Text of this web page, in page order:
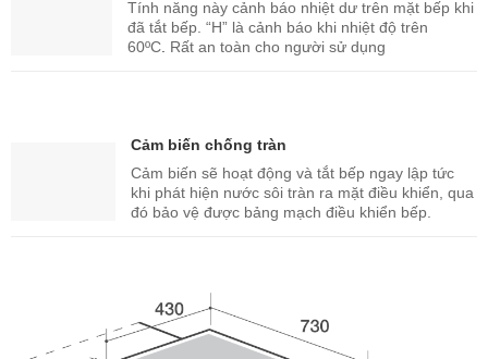
Tính năng này cảnh báo nhiệt dư trên mặt bếp khi
đã tắt bếp. “H” là cảnh báo khi nhiệt độ trên
60ºC. Rất an toàn cho người sử dụng
Cảm biến chống tràn
Cảm biến sẽ hoạt động và tắt bếp ngay lập tức
khi phát hiện nước sôi tràn ra mặt điều khiển, qua
đó bảo vệ được bảng mạch điều khiển bếp.